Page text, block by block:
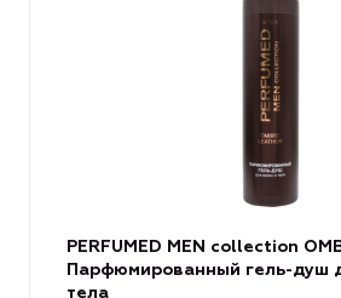
PERFUMED MEN collection
Парфюмированный гель-душ
тела